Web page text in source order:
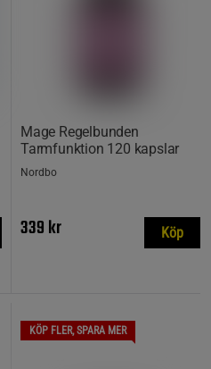
Mage Regelbunden
Tarmfunktion 120 kapslar
Nordbo
339 kr Köp
KÖP FLER, SPARA MER